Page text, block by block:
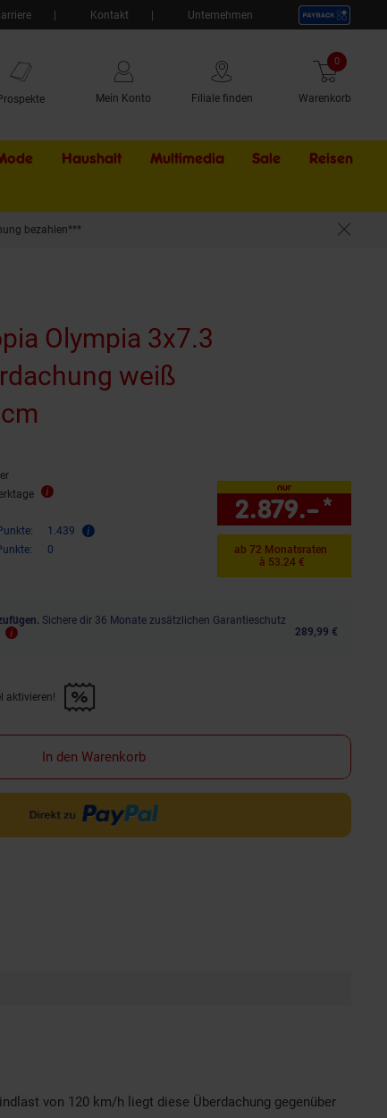
Kontakt Unternehmen
Mein Konto Filiale finden Warenkorb
0 Artikel
Haushalt Multimedia Sale Externer
Reisen
bezahlen***
Olympia 3x7.3
weiß
1.439
0
nur
2.879.–*
ab 72 Monatsraten
à 53.24 €
Sichere dir 36 Monate zusätzlichen Garantieschutz
289,99 €
Artikel aktivieren!" anwenden
aktivieren!
In den Warenkorb
von 120 km/h liegt diese Überdachung gegenüber